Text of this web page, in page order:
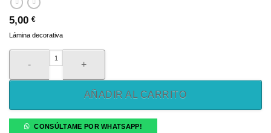
5,00 €
Lámina decorativa
AÑADIR AL CARRITO
CONSÚLTAME POR WHATSAPP!